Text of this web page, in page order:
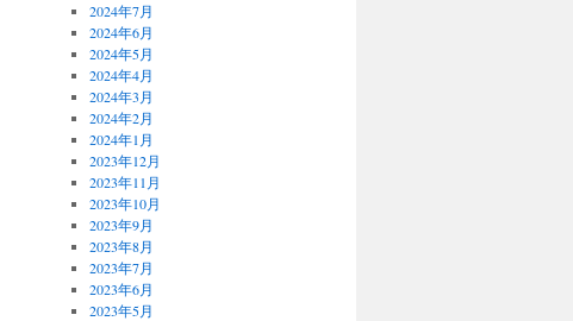
2024年7月
2024年6月
2024年5月
2024年4月
2024年3月
2024年2月
2024年1月
2023年12月
2023年11月
2023年10月
2023年9月
2023年8月
2023年7月
2023年6月
2023年5月